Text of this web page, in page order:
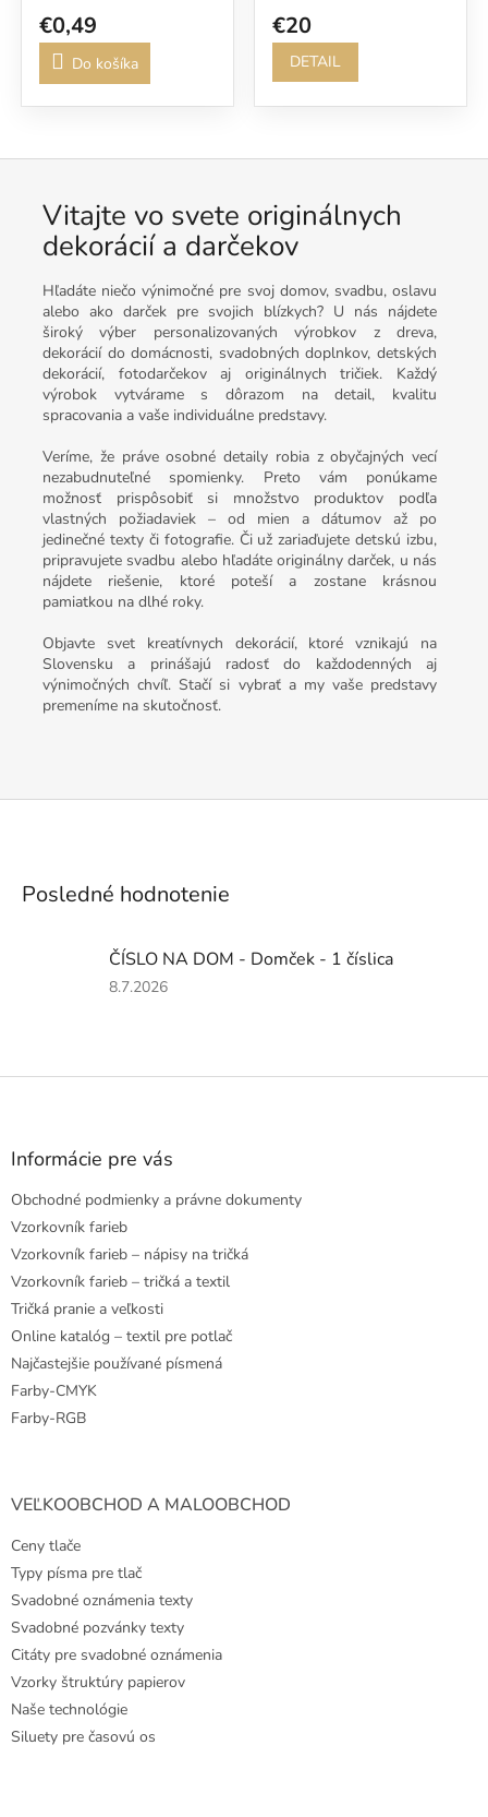
€0,49
Do košíka
€20
DETAIL
Vitajte vo svete originálnych
dekorácií a darčekov
Hľadáte niečo výnimočné pre svoj domov, svadbu, oslavu
alebo ako darček pre svojich blízkych? U nás nájdete
široký výber personalizovaných výrobkov z dreva,
dekorácií do domácnosti, svadobných doplnkov, detských
dekorácií, fotodarčekov aj originálnych tričiek. Každý
výrobok vytvárame s dôrazom na detail, kvalitu
spracovania a vaše individuálne predstavy.
Veríme, že práve osobné detaily robia z obyčajných vecí
nezabudnuteľné spomienky. Preto vám ponúkame
možnosť prispôsobiť si množstvo produktov podľa
vlastných požiadaviek – od mien a dátumov až po
jedinečné texty či fotografie. Či už zariaďujete detskú izbu,
pripravujete svadbu alebo hľadáte originálny darček, u nás
nájdete riešenie, ktoré poteší a zostane krásnou
pamiatkou na dlhé roky.
Objavte svet kreatívnych dekorácií, ktoré vznikajú na
Slovensku a prinášajú radosť do každodenných aj
výnimočných chvíľ. Stačí si vybrať a my vaše predstavy
premeníme na skutočnosť.
Posledné hodnotenie
ČÍSLO NA DOM - Domček - 1 číslica
Hodnotenie
8.7.2026
Z
Informácie pre vás
Obchodné podmienky a právne dokumenty
Vzorkovník farieb
Vzorkovník farieb – nápisy na tričká
Vzorkovník farieb – tričká a textil
Tričká pranie a veľkosti
Online katalóg – textil pre potlač
Najčastejšie používané písmená
Farby-CMYK
Farby-RGB
VEĽKOOBCHOD A MALOOBCHOD
Ceny tlače
Typy písma pre tlač
Svadobné oznámenia texty
Svadobné pozvánky texty
Citáty pre svadobné oznámenia
Vzorky štruktúry papierov
Naše technológie
Siluety pre časovú os